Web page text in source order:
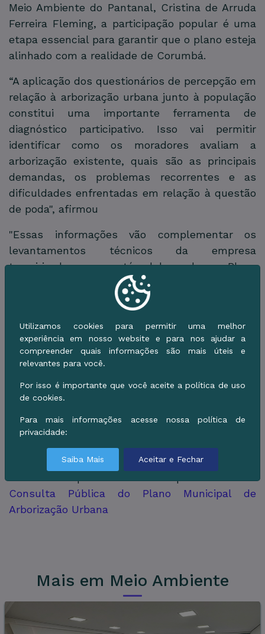
Meio Ambiente do Pantanal, Cristina de Arruda
Ferreira Fleming, a participação popular é uma
etapa essencial para garantir que o plano esteja
alinhado com a realidade de Corumbá.
“A aplicação dos questionários de percepção em
relação à arborização urbana junto à população
constitui uma importante ferramenta de
diagnóstico participativo. Isso vai permitir
identificar como os moradores avaliam a
arborização existente, quais são as principais
demandas, os problemas recorrentes e as
dificuldades enfrentadas em relação à questão
de poda", afirmou
"Essas informações vão complementar os
levantamentos técnicos da empresa
terceirizada, que está elaborando o Plano
Municipal de Arborização Urbana, e auxiliar na
definição de diretrizes mais compatíveis com a
realidade local”, complementou Cristina
Fleming.
A Fundação de Meio Ambiente do Pantanal
reitera que cada resposta é importante para a
construção de políticas públicas voltadas à
preservação ambiental e à melhoria da
qualidade de vida da população. Responder leva
apenas alguns minutos e contribui diretamente
para o futuro ambiental de Corumbá.
Consulta Pública do Plano Municipal de
Arborização Urbana
Mais em Meio Ambiente
Utilizamos cookies para permitir uma melhor
experiência em nosso website e para nos ajudar a
compreender quais informações são mais úteis e
relevantes para você.
Por isso é importante que você aceite a política de uso
de cookies.
Para mais informações acesse nossa política de
privacidade:
Saiba Mais Aceitar e Fechar